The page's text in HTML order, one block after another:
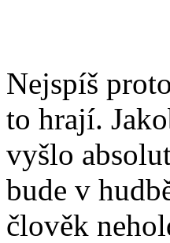
Nejspíš
to hrají.
vyšlo
bude v
člověk